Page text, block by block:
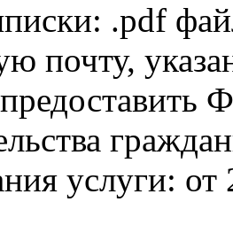
.pdf
почту,
услуги: от